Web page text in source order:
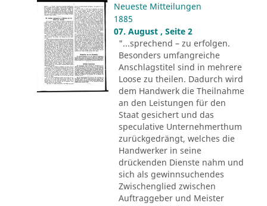
Neueste Mitteilungen
1885
07. August , Seite 2
"...sprechend – zu erfolgen.
Besonders umfangreiche
Anschlagstitel sind in mehrere
Loose zu theilen. Dadurch wird
dem Handwerk die Theilnahme
an den Leistungen für den
Staat gesichert und das
speculative Unternehmerthum
zurückgedrängt, welches die
Handwerker in seine
drückenden Dienste nahm und
sich als gewinnsuchendes
Zwischenglied zwischen
Auftraggeber und Meister